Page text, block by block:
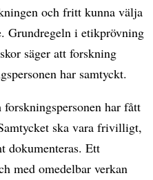
och fritt kunna välja
Grundregeln i etikprövning
säger att forskning
har samtyckt.
har fått
ska vara frivilligt,
dokumenteras. Ett
med omedelbar verkan